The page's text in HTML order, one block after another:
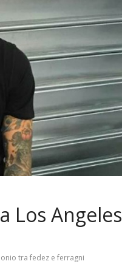
Los Angeles
tra fedez e ferragni